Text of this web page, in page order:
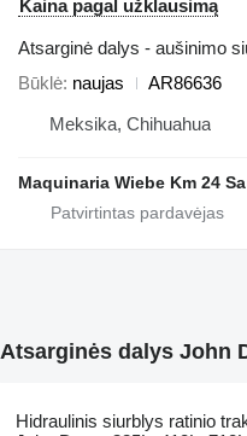
Kaina pagal užklausimą
Atsarginė dalys - aušinimo
Būklė naujas
AR86636
Meksika, Chihuahua
Maquinaria Wiebe Km 24 Sa
Atsarginės dalys John
Hidraulinis siurblys ratinio